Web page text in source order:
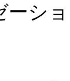
ーシ